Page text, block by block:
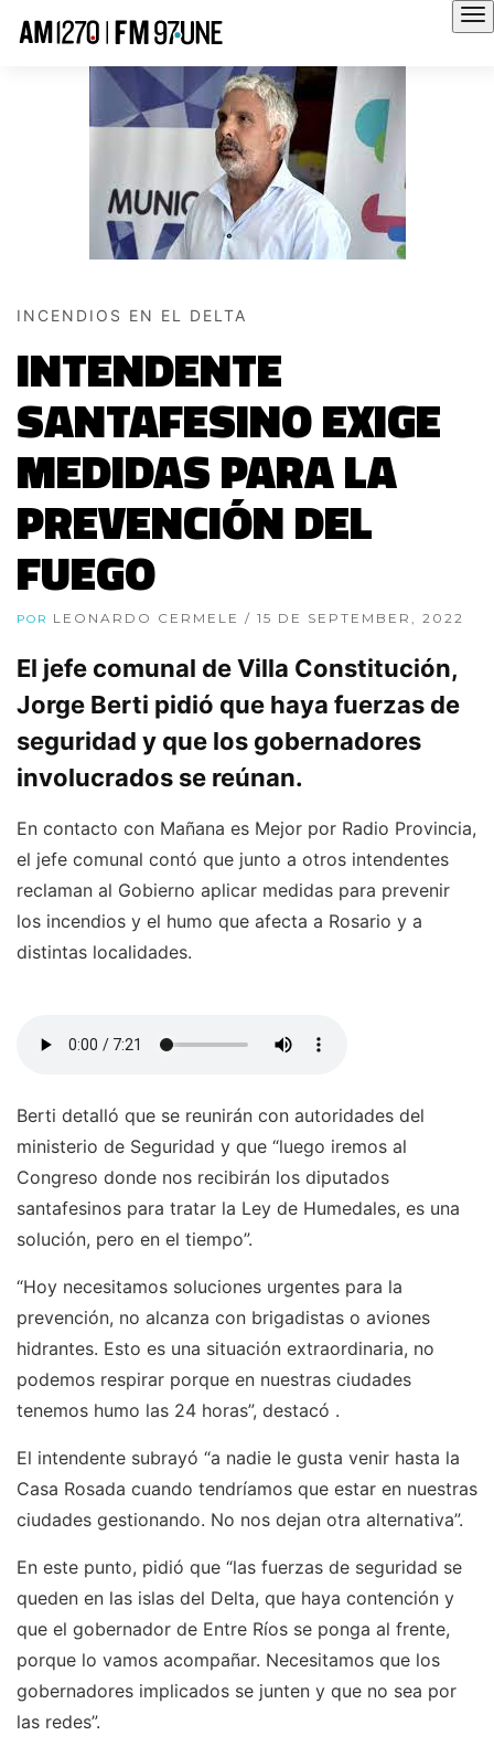
INCENDIOS EN EL DELTA
INTENDENTE
SANTAFESINO EXIGE
MEDIDAS PARA LA
PREVENCIÓN DEL
FUEGO
POR LEONARDO CERMELE / 15 DE SEPTEMBER, 2022
El jefe comunal de Villa Constitución,
Jorge Berti pidió que haya fuerzas de
seguridad y que los gobernadores
involucrados se reúnan.
En contacto con Mañana es Mejor por Radio Provincia,
el jefe comunal contó que junto a otros intendentes
reclaman al Gobierno aplicar medidas para prevenir
los incendios y el humo que afecta a Rosario y a
distintas localidades.
Berti detalló que se reunirán con autoridades del
ministerio de Seguridad y que “luego iremos al
Congreso donde nos recibirán los diputados
santafesinos para tratar la Ley de Humedales, es una
solución, pero en el tiempo”.
“Hoy necesitamos soluciones urgentes para la
prevención, no alcanza con brigadistas o aviones
hidrantes. Esto es una situación extraordinaria, no
podemos respirar porque en nuestras ciudades
tenemos humo las 24 horas”, destacó .
El intendente subrayó “a nadie le gusta venir hasta la
Casa Rosada cuando tendríamos que estar en nuestras
ciudades gestionando. No nos dejan otra alternativa”.
En este punto, pidió que “las fuerzas de seguridad se
queden en las islas del Delta, que haya contención y
que el gobernador de Entre Ríos se ponga al frente,
porque lo vamos acompañar. Necesitamos que los
gobernadores implicados se junten y que no sea por
las redes”.